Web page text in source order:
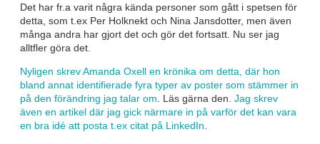
Det har fr.a varit några kända personer som gått i spetsen för
detta, som t.ex Per Holknekt och Nina Jansdotter, men även
många andra har gjort det och gör det fortsatt. Nu ser jag
alltfler göra det.
Nyligen skrev Amanda Oxell en krönika om detta, där hon
bland annat identifierade fyra typer av poster som stämmer in
på den förändring jag talar om . Läs gärna den. Jag skrev
även en artikel där jag gick närmare in på varför det kan vara
en bra idé att posta t.ex citat på LinkedIn